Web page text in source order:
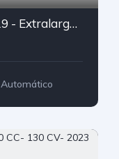
Mercedes Clase V - 220 - 2019 - Extralarga - 7 plazas
Automático